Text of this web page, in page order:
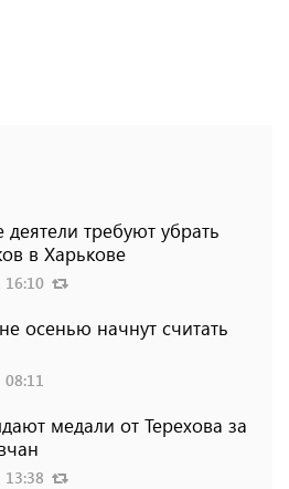
требуют убрать
в Харькове
16:10
осенью начнут считать
медали от Терехова за
13:38